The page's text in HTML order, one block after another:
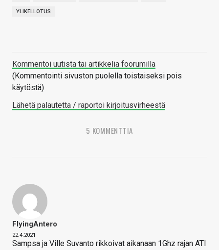
YLIKELLOTUS
Kommentoi uutista tai artikkelia foorumilla
(Kommentointi sivuston puolella toistaiseksi pois
käytöstä)
Lähetä palautetta / raportoi kirjoitusvirheestä
5 KOMMENTTIA
FlyingAntero
22.4.2021
Sampsa ja Ville Suvanto rikkoivat aikanaan 1Ghz rajan ATI